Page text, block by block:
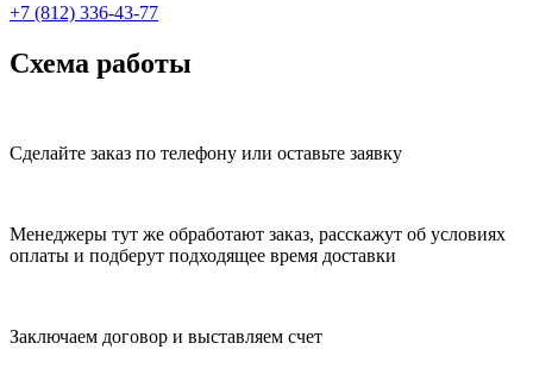
+7 (812) 336-43-77
Схема работы
Сделайте заказ по телефону или оставьте заявку
Менеджеры тут же обработают заказ, расскажут об условиях
оплаты и подберут подходящее время доставки
Заключаем договор и выставляем счет